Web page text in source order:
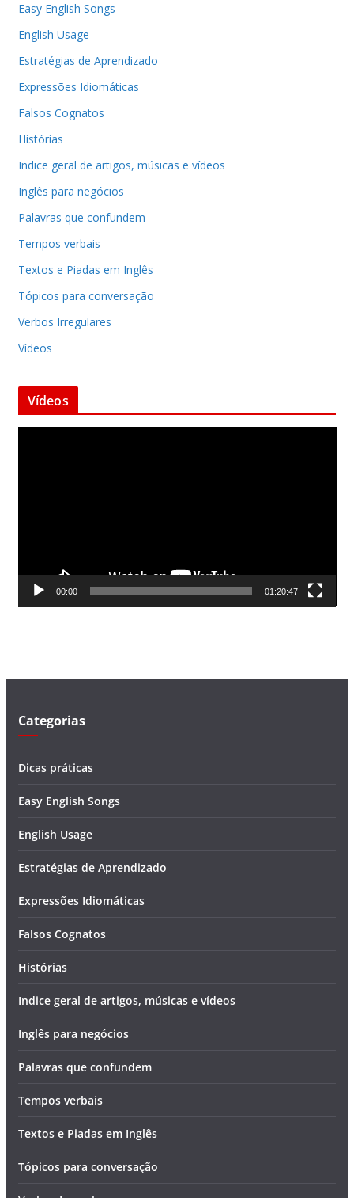
Easy English Songs
English Usage
Estratégias de Aprendizado
Expressões Idiomáticas
Falsos Cognatos
Histórias
Indice geral de artigos, músicas e vídeos
Inglês para negócios
Palavras que confundem
Tempos verbais
Textos e Piadas em Inglês
Tópicos para conversação
Verbos Irregulares
Vídeos
Vídeos
d
00:00 01:20:47
Categorias
Dicas práticas
Easy English Songs
English Usage
Estratégias de Aprendizado
Expressões Idiomáticas
Falsos Cognatos
Histórias
Indice geral de artigos, músicas e vídeos
Inglês para negócios
Palavras que confundem
Tempos verbais
Textos e Piadas em Inglês
Tópicos para conversação